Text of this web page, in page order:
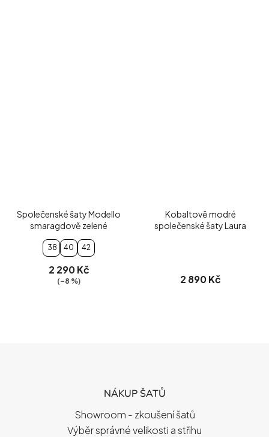
Společenské šaty Modello
smaragdově zelené
38 40 42
2 290 Kč
(–8 %)
Kobaltově modré
společenské šaty Laura
2 890 Kč
NÁKUP ŠATŮ
Showroom - zkoušení šatů
Výběr správné velikosti a střihu